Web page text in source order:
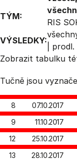
TÝM:
RIS
VÝSLEDKY:
prodl.
Zobrazit tabulku
Tučně jsou
8 07.10.2017
9
11.10.2017
12
25.10.2017
13
28.10.2017